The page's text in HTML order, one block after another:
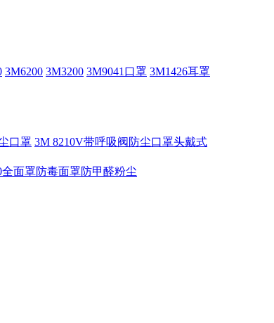
3M6200 3M3200 3M9041口罩 3M1426耳罩
口罩 3M 8210V带呼吸阀防尘口罩头戴式
全面罩防毒面罩防甲醛粉尘